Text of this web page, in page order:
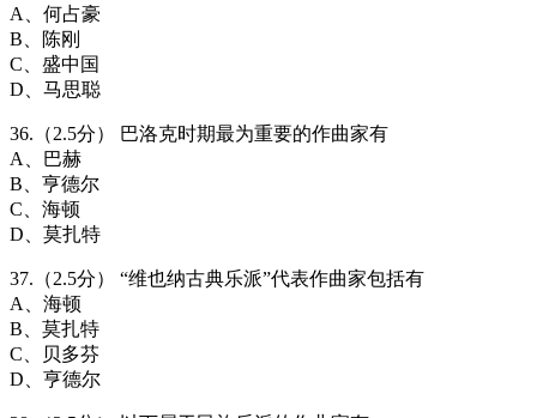
A、何占豪
B、陈刚
C、盛中国
D、马思聪
36.（2.5分） 巴洛克时期最为重要的作曲家有
A、巴赫
B、亨德尔
C、海顿
D、莫扎特
37.（2.5分） “维也纳古典乐派”代表作曲家包括有
A、海顿
B、莫扎特
C、贝多芬
D、亨德尔